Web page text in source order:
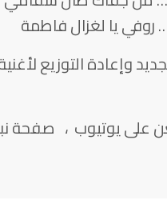
يا لغزال فاطمة
وإعادة التوزيع
على يوتيوب ، صفحة